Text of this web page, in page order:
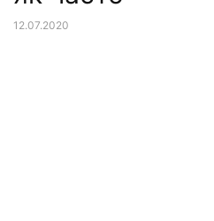
12.07.2020